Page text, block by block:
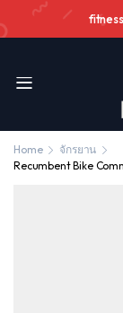
Home
จักรยาน
Recumbent Bike